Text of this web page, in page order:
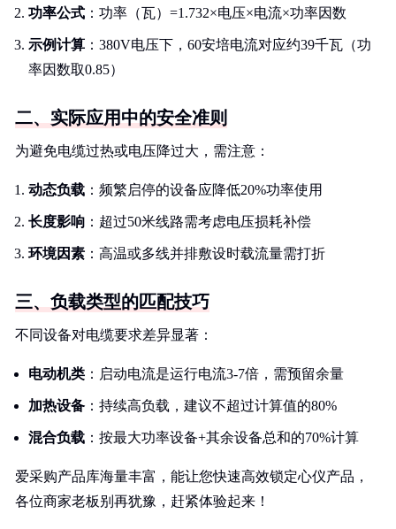
功率公式 ：功率（瓦）=1.732×电压×电流×功率因数
示例计算 ：380V电压下，60安培电流对应约39千瓦（功
率因数取0.85）
二、实际应用中的安全准则
为避免电缆过热或电压降过大，需注意：
动态负载 ：频繁启停的设备应降低20%功率使用
长度影响 ：超过50米线路需考虑电压损耗补偿
环境因素 ：高温或多线并排敷设时载流量需打折
三、负载类型的匹配技巧
不同设备对电缆要求差异显著：
电动机类 ：启动电流是运行电流3-7倍，需预留余量
加热设备 ：持续高负载，建议不超过计算值的80%
混合负载 ：按最大功率设备+其余设备总和的70%计算
爱采购产品库海量丰富，能让您快速高效锁定心仪产品，
各位商家老板别再犹豫，赶紧体验起来！